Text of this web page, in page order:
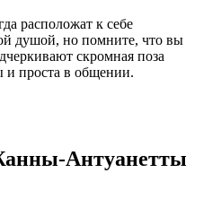
расположат к себе
душой, но помните, что вы
скромная поза
и проста в общении.
Антуанетты